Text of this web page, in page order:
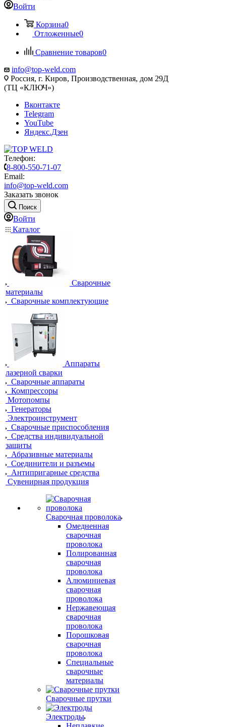
Войти
Корзина0
Отложенные0
Сравнение товаров0
info@top-weld.com
Россия, г. Киров, Производственная, дом 29Д
(ТЦ «КЛЮЧ»)
Вконтакте
Telegram
YouTube
Яндекс.Дзен
Телефон:
8-800-550-71-07
Email:
info@top-weld.com
Заказать звонок
Поиск
Войти
Каталог
Сварочные
материалы
Сварочные комплектующие
Аппараты
лазерной сварки
Сварочные аппараты
Компрессоры
Мотопомпы
Генераторы
Электроинструмент
Сварочные приспособления
Средства индивидуальной
защиты
Абразивные материалы
Соединители и разъемы
Антипригарные средства
Сувенирная продукция
Сварочная проволока
Омедненная
сварочная
проволока
Полированная
сварочная
проволока
Алюминиевая
сварочная
проволока
Нержавеющая
сварочная
проволока
Порошковая
сварочная
проволока
Специальные
сварочные
материалы
Сварочные прутки
Электроды